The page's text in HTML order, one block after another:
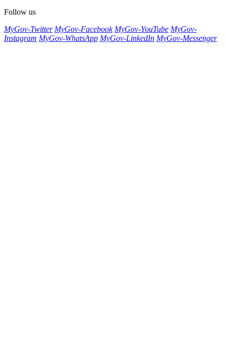
Follow us
MyGov-Twitter MyGov-Facebook MyGov-YouTube MyGov-
Instagram MyGov-WhatsApp MyGov-LinkedIn MyGov-Messenger